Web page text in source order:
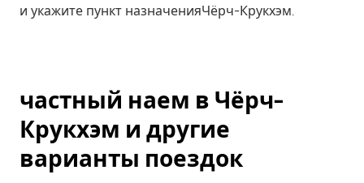
и укажите пункт назначенияЧёрч-Крукхэм.
частный наем в Чёрч-
Крукхэм и другие
варианты поездок